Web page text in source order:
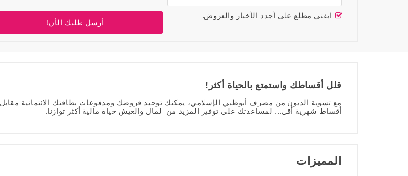
ابقني مطلع على أجدد الأخبار والعروض.
أرسل طلبك الأن!
قلل أقساطك واستمتع بالحياة أكثر!
مع تسوية الديون من مصرف أبوظبي الإسلامي، يمكنك توحيد قروضك ومدفوعات بطاقتك الائتمانية مقابل
أقساط شهرية أقل... لمساعدتك على توفير المزيد من المال والعيش حياة مالية أكثر توازنا.
المميزات